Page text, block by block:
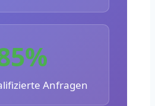
Anfragen